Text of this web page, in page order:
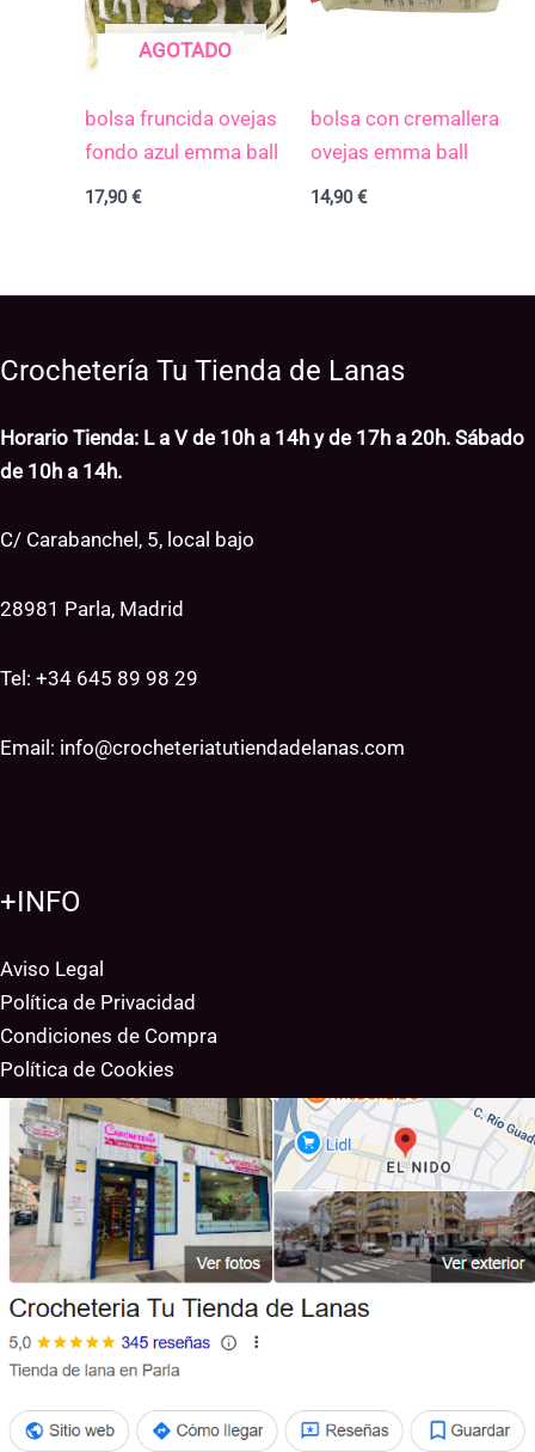
AGOTADO
bolsa fruncida ovejas
fondo azul emma ball
17,90€
bolsa con cremallera
ovejas emma ball
14,90€
Crochetería Tu Tienda de Lanas
Horario Tienda: L a V de 10h a 14h y de 17h a 20h. Sábado
de 10h a 14h.
C/ Carabanchel, 5, local bajo
28981 Parla, Madrid
Tel: +34 645 89 98 29
Email: info@crocheteriatutiendadelanas.com
+INFO
Aviso Legal
Política de Privacidad
Condiciones de Compra
Política de Cookies